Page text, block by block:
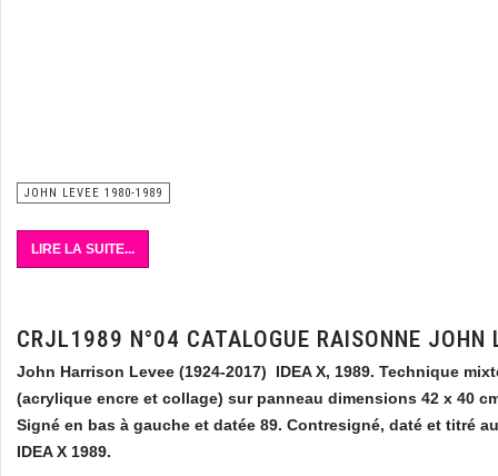
JOHN LEVEE 1980-1989
LIRE LA SUITE...
CRJL1989 N°04 CATALOGUE RAISONNE JOHN
John Harrison Levee (1924-2017) IDEA X, 1989. Technique
(acrylique encre et collage) sur panneau dimensions 42 x 40
Signé en bas à gauche et datée 89. Contresigné, daté et titré
IDEA X 1989.